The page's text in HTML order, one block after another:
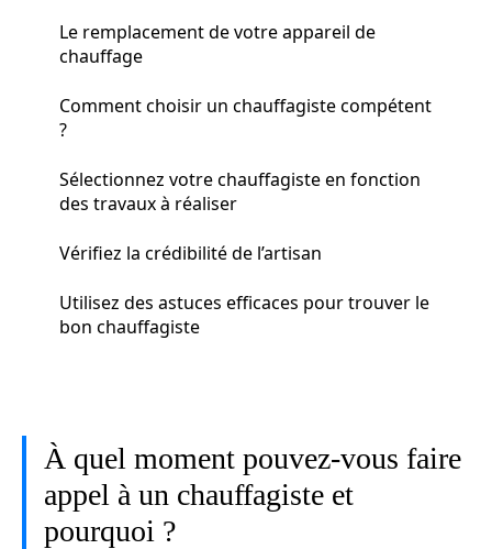
Le remplacement de votre appareil de
chauffage
Comment choisir un chauffagiste compétent
?
Sélectionnez votre chauffagiste en fonction
des travaux à réaliser
Vérifiez la crédibilité de l’artisan
Utilisez des astuces efficaces pour trouver le
bon chauffagiste
À quel moment pouvez-vous faire
appel à un chauffagiste et
pourquoi ?